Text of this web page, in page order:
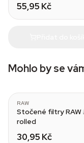
55,95 Kč
Mohlo by se
RAW
Stočené filtry RAW
rolled
30,95 Kč